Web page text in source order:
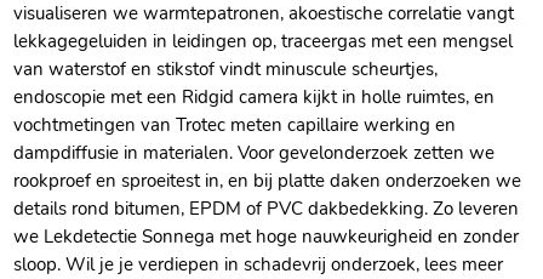
visualiseren we warmtepatronen, akoestische correlatie vangt
lekkagegeluiden in leidingen op, traceergas met een mengsel
van waterstof en stikstof vindt minuscule scheurtjes,
endoscopie met een Ridgid camera kijkt in holle ruimtes, en
vochtmetingen van Trotec meten capillaire werking en
dampdiffusie in materialen. Voor gevelonderzoek zetten we
rookproef en sproeitest in, en bij platte daken onderzoeken we
details rond bitumen, EPDM of PVC dakbedekking. Zo leveren
we Lekdetectie Sonnega met hoge nauwkeurigheid en zonder
sloop. Wil je je verdiepen in schadevrij onderzoek, lees meer